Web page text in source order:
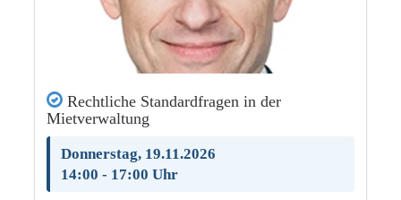
Rechtliche Standardfragen in der
Mietverwaltung
Donnerstag, 19.11.2026
14:00 - 17:00 Uhr